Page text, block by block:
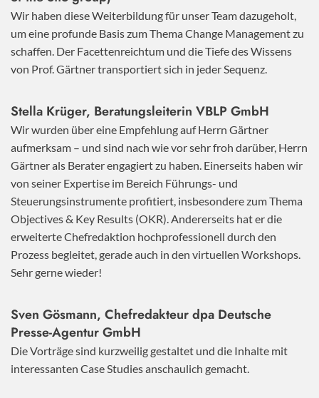
Wir haben diese Weiterbildung für unser Team dazugeholt,
um eine profunde Basis zum Thema Change Management zu
schaffen. Der Facettenreichtum und die Tiefe des Wissens
von Prof. Gärtner transportiert sich in jeder Sequenz.
Stella Krüger, Beratungsleiterin VBLP GmbH
Wir wurden über eine Empfehlung auf Herrn Gärtner
aufmerksam – und sind nach wie vor sehr froh darüber, Herrn
Gärtner als Berater engagiert zu haben. Einerseits haben wir
von seiner Expertise im Bereich Führungs- und
Steuerungsinstrumente profitiert, insbesondere zum Thema
Objectives & Key Results (OKR). Andererseits hat er die
erweiterte Chefredaktion hochprofessionell durch den
Prozess begleitet, gerade auch in den virtuellen Workshops.
Sehr gerne wieder!
Sven Gösmann, Chefredakteur dpa Deutsche
Presse-Agentur GmbH
Die Vorträge sind kurzweilig gestaltet und die Inhalte mit
interessanten Case Studies anschaulich gemacht.